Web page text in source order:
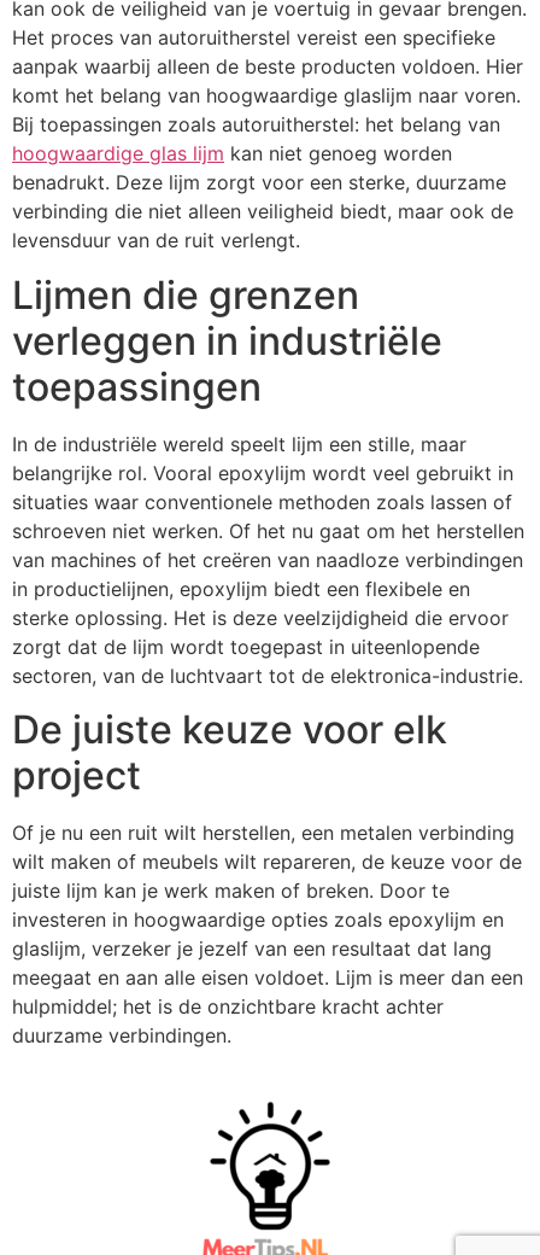
kan ook de veiligheid van je voertuig in gevaar brengen.
Het proces van autoruitherstel vereist een specifieke
aanpak waarbij alleen de beste producten voldoen. Hier
komt het belang van hoogwaardige glaslijm naar voren.
Bij toepassingen zoals autoruitherstel: het belang van
hoogwaardige glas lijm kan niet genoeg worden
benadrukt. Deze lijm zorgt voor een sterke, duurzame
verbinding die niet alleen veiligheid biedt, maar ook de
levensduur van de ruit verlengt.
Lijmen die grenzen
verleggen in industriële
toepassingen
In de industriële wereld speelt lijm een stille, maar
belangrijke rol. Vooral epoxylijm wordt veel gebruikt in
situaties waar conventionele methoden zoals lassen of
schroeven niet werken. Of het nu gaat om het herstellen
van machines of het creëren van naadloze verbindingen
in productielijnen, epoxylijm biedt een flexibele en
sterke oplossing. Het is deze veelzijdigheid die ervoor
zorgt dat de lijm wordt toegepast in uiteenlopende
sectoren, van de luchtvaart tot de elektronica-industrie.
De juiste keuze voor elk
project
Of je nu een ruit wilt herstellen, een metalen verbinding
wilt maken of meubels wilt repareren, de keuze voor de
juiste lijm kan je werk maken of breken. Door te
investeren in hoogwaardige opties zoals epoxylijm en
glaslijm, verzeker je jezelf van een resultaat dat lang
meegaat en aan alle eisen voldoet. Lijm is meer dan een
hulpmiddel; het is de onzichtbare kracht achter
duurzame verbindingen.